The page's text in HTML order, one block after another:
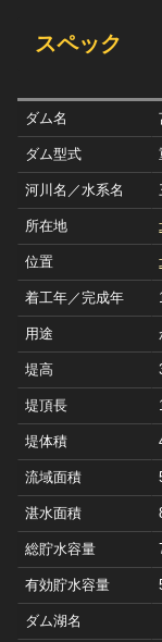
スペック
ダム名
ダム型式
河川名／水系名
所在地
位置
着工年／完成年
用途
堤高
堤頂長
堤体積
流域面積
湛水面積
総貯水容量
有効貯水容量
ダム湖名